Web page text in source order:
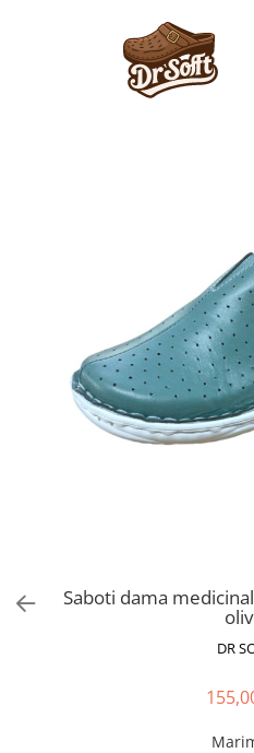
Saboti dama
DR